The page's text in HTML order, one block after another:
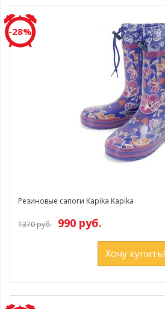
-28%
Резиновые сапоги Kapika Kapika
1370 руб. 990 руб.
Хочу купить!